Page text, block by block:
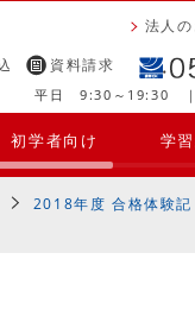
資料請求
法人
平日 9:30～19:30
初学者向け 学
2018年度 合格体験記